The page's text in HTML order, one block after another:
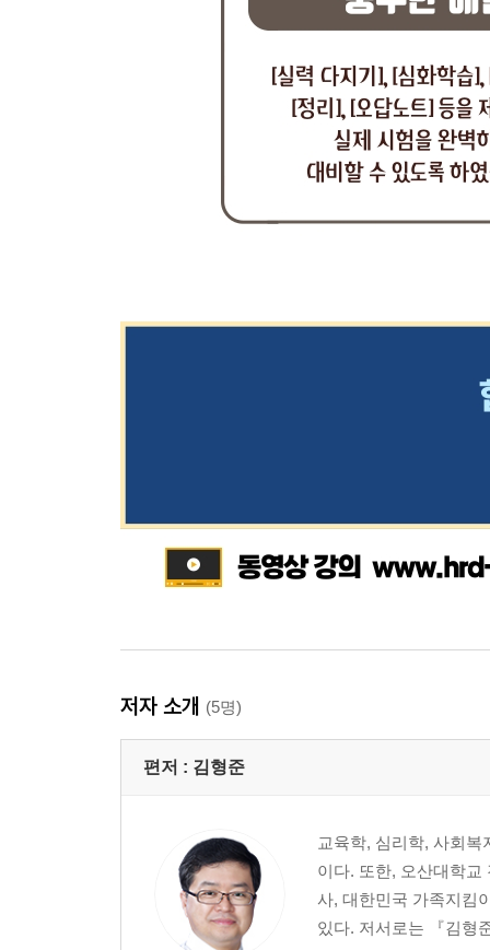
저자 소개 (5명)
편저 : 김형준
교육학, 심리학, 사회
이다. 또한, 오산대학
사, 대한민국 가족지킴
있다. 저서로는 『김형